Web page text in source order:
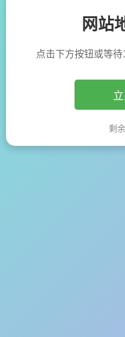
网站
点击下方按钮或等
剩